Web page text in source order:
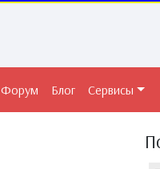
Форум Блог Сервисы